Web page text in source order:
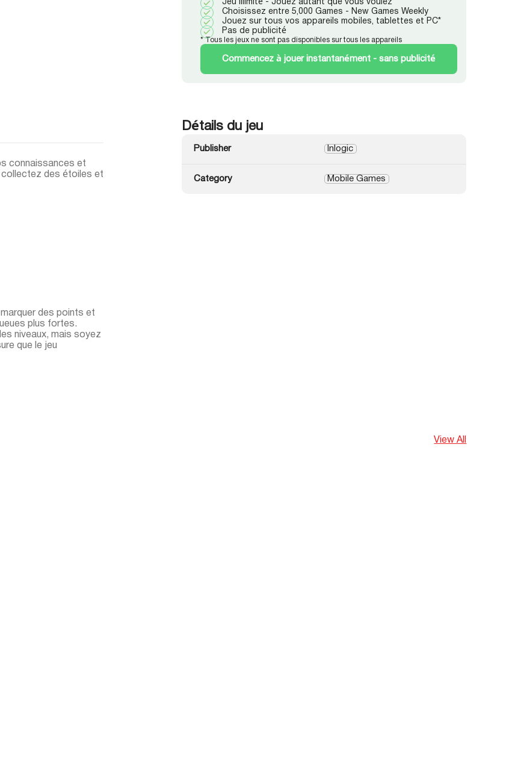
Jeu illimité - Jouez autant que vous voulez
Choisissez entre 5,000 Games - New Games Weekly
Jouez sur tous vos appareils mobiles, tablettes et PC*
Pas de publicité
* Tous les jeux ne sont pas disponibles sur tous les appareils
Commencez à jouer instantanément - sans publicité
connaissances et
des étoiles et
des points et
plus fortes.
niveaux, mais soyez
que le jeu
Détails du jeu
Publisher Inlogic
Category Mobile Games
View All